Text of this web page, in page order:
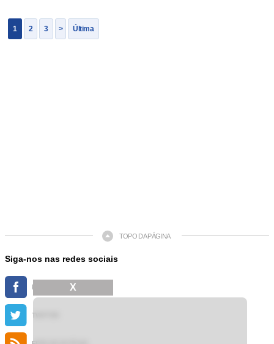
1 2 3 > Última
TOPO DA PÁGINA
Siga-nos nas redes sociais
FACEBOOK
TWITTER
X